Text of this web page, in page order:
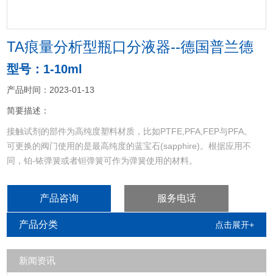
TA痕量分析型瓶口分液器--德国普兰德
型号：1-10ml
产品时间：2023-01-13
简要描述：
接触试剂的部件为高纯度塑料材质，比如PTFE,PFA,FEP与PFA。
可更换的阀门使用的是最高纯度的蓝宝石(sapphire)。根据应用不
同，铂-铱弹簧或者钽弹簧可作为弹簧使用的材料。
阀门模块可360O旋转，可让试剂瓶永远保持面对操作者。
可伸缩吸液管兼容各种试剂瓶规格。
产品咨询 服务电话
产品分类 点击展开+
新闻资讯